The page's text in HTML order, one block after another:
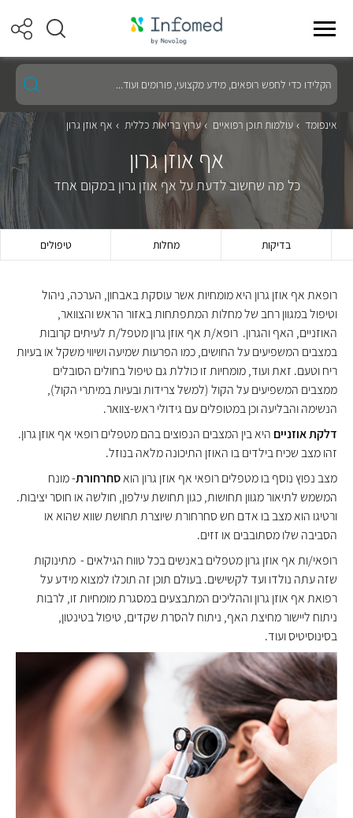
הקלידו
כדי
לחפש
רופאים,
מידע
פורומים
ועוד...
אינפומד עולמות תוכן רפואיים ערוץ בריאות כללית אף אוזן גרון
אף אוזן גרון
כל מה שחשוב לדעת על אף אוזן גרון במקום אחד
בדיקות מחלות טיפולים
רופאת אף אוזן גרון היא מומחיות אשר עוסקת באבחון, הערכה, ניהול
וטיפול במגוון רחב של מחלות המתפתחות באזור הראש והצוואר,
האוזניים, האף והגרון. רופא/ת אף אוזן גרון מטפל/ת לעיתים קרובות
במצבים המשפיעים על החושים, כמו הפרעות שמיעה ושיווי משקל או בעיות
ריח וטעם. זאת ועוד, מומחיות זו כוללת גם טיפול בחולים הסובלים
ממצבים המשפיעים על הקול (למשל צרידות ובעיות במיתרי הקול),
הנשימה והבליעה וכן במטופלים עם גידולי ראש-צוואר.
דלקת אוזניים היא בין המצבים הנפוצים בהם מטפלים רופאי אף אוזן גרון.
זהו מצב שכיח בילדים בו האוזן התיכונה מלאה בנוזל.
מצב נפוץ נוסף בו מטפלים רופאי אף אוזן גרון הואסחרחורת- מונח
המשמש לתיאור מגוון תחושות, כגון תחושת עילפון, חולשה או חוסר יציבות.
ורטיגו הוא מצב בו אדם חש סחרחורת שיוצרת תחושת שווא שהוא או
הסביבה שלו מסתובבים או זזים.
רופאי/ות אף אוזן גרון מטפלים באנשים בכל טווח הגילאים - מתינוקות
שזה עתה נולדו ועד לקשישים. בעולם תוכן זה תוכלו למצוא מידע על
רפואת אף אוזן גרון וההליכים המתבצעים במסגרת מומחיות זו, לרבות
ניתוח ליישור מחיצת האף, ניתוח להסרת שקדים, טיפול בטינטון,
בסינוסיטיס ועוד.